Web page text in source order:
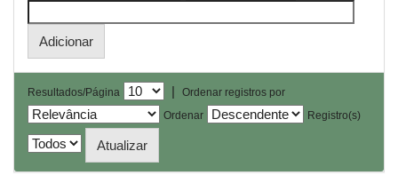
Resultados/Página |
Ordenar registros por
Ordenar
Registro(s)